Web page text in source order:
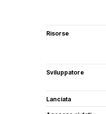
Risorse
Sviluppatore
Lanciata